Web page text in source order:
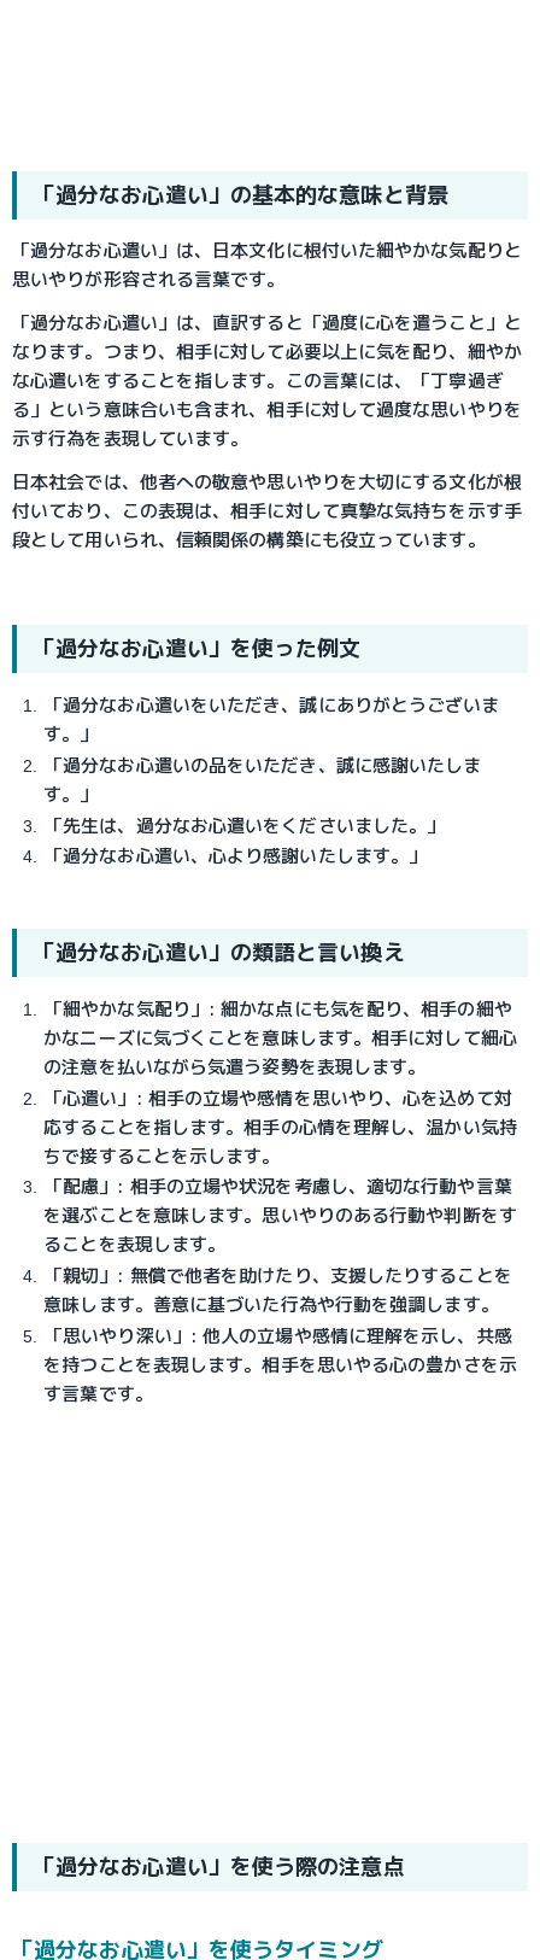
「過分なお心遣い」の基本的な意味と背景
「過分なお心遣い」は、日本文化に根付いた細やかな気配りと
思いやりが形容される言葉です。
「過分なお心遣い」は、直訳すると「過度に心を遣うこと」と
なります。つまり、相手に対して必要以上に気を配り、細やか
な心遣いをすることを指します。この言葉には、「丁寧過ぎ
る」という意味合いも含まれ、相手に対して過度な思いやりを
示す行為を表現しています。
日本社会では、他者への敬意や思いやりを大切にする文化が根
付いており、この表現は、相手に対して真摯な気持ちを示す手
段として用いられ、信頼関係の構築にも役立っています。
「過分なお心遣い」を使った例文
「過分なお心遣いをいただき、誠にありがとうございま
す。」
「過分なお心遣いの品をいただき、誠に感謝いたしま
す。」
「先生は、過分なお心遣いをくださいました。」
「過分なお心遣い、心より感謝いたします。」
「過分なお心遣い」の類語と言い換え
「細やかな気配り」: 細かな点にも気を配り、相手の細や
かなニーズに気づくことを意味します。相手に対して細心
の注意を払いながら気遣う姿勢を表現します。
「心遣い」: 相手の立場や感情を思いやり、心を込めて対
応することを指します。相手の心情を理解し、温かい気持
ちで接することを示します。
「配慮」: 相手の立場や状況を考慮し、適切な行動や言葉
を選ぶことを意味します。思いやりのある行動や判断をす
ることを表現します。
「親切」: 無償で他者を助けたり、支援したりすることを
意味します。善意に基づいた行為や行動を強調します。
「思いやり深い」: 他人の立場や感情に理解を示し、共感
を持つことを表現します。相手を思いやる心の豊かさを示
す言葉です。
「過分なお心遣い」を使う際の注意点
「過分なお心遣い」を使うタイミング